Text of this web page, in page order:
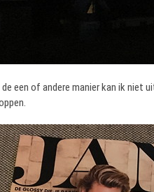
een of andere manier kan ik niet